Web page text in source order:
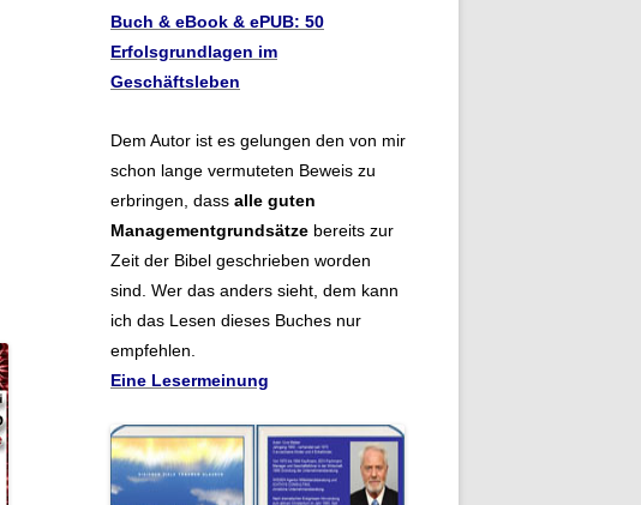
Buch & eBook & ePUB: 50
Erfolsgrundlagen im
Geschäftsleben
Dem Autor ist es gelungen den von mir
schon lange vermuteten Beweis zu
erbringen, dass alle guten
Managementgrundsätze bereits zur
Zeit der Bibel geschrieben worden
sind. Wer das anders sieht, dem kann
ich das Lesen dieses Buches nur
empfehlen.
Eine Lesermeinung